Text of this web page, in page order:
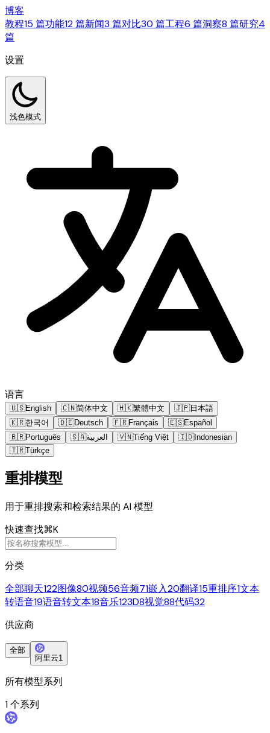
博客
教程15 篇功能12 篇新闻3 篇对比30 篇工程6 篇洞察8 篇研究4
篇
设置
浅色模式
语言
🇺🇸English 🇨🇳简体中文 🇭🇰繁體中文 🇯🇵日本語
🇰🇷한국어 🇩🇪Deutsch 🇫🇷Français 🇪🇸Español
🇧🇷Português 🇸🇦العربية 🇻🇳Tiếng Việt 🇮🇩Indonesian
🇹🇷Türkçe
重排模型
用于重排搜索和检索结果的 AI 模型
快速查找⌘K
分类
全部聊天122图像80视频56音频71嵌入20翻译15重排序1文本
转语音19语音转文本18音乐123D8视觉88代码32
供应商
全部
阿里云1
所有模型系列
1个系列